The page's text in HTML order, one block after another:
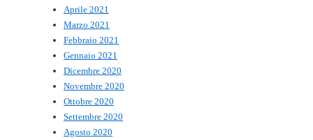
Aprile 2021
Marzo 2021
Febbraio 2021
Gennaio 2021
Dicembre 2020
Novembre 2020
Ottobre 2020
Settembre 2020
Agosto 2020